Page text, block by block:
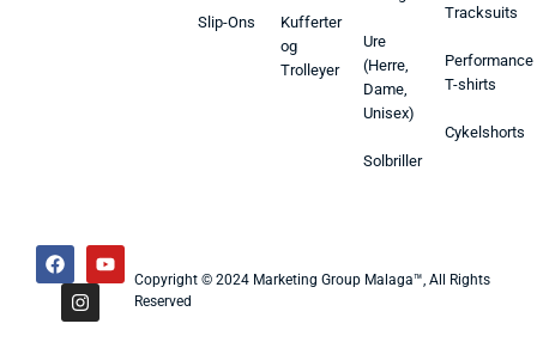
Slip-Ons
Kufferter
og
Trolleyer
Ure
(Herre,
Dame,
Unisex)
Solbriller
Tracksuits
Performance
T-shirts
Cykelshorts
Copyright © 2024 Marketing Group Malaga™, All Rights
Reserved